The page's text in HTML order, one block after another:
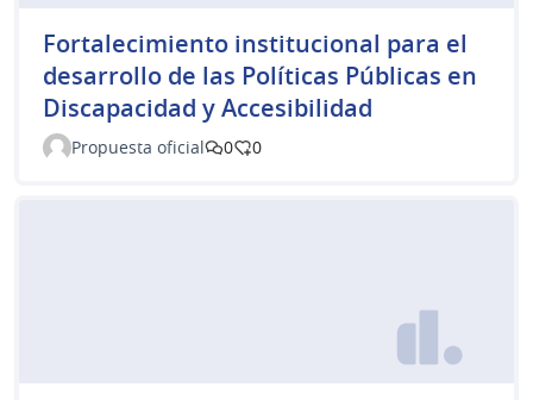
Fortalecimiento institucional para el
desarrollo de las Políticas Públicas en
Discapacidad y Accesibilidad
Propuesta oficial 0 0